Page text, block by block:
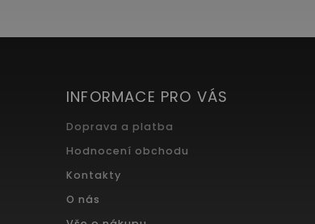
INFORMACE PRO VÁS
Doprava a platba
Hodnocení obchodu
Kontakty
O nás